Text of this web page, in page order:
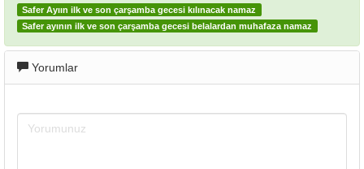
Safer Ayıın ilk ve son çarşamba gecesi kılınacak namaz
Safer ayının ilk ve son çarşamba gecesi belalardan muhafaza namaz
Yorumlar